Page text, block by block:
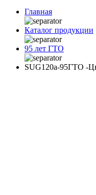
Главная
Каталог продукции
95 лет ГТО
SUG120a-95ГТО -